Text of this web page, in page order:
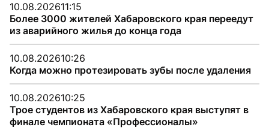
10.08.202611:15
Более 3000 жителей Хабаровского края переедут
из аварийного жилья до конца года
10.08.202610:26
Когда можно протезировать зубы после удаления
10.08.202610:25
Трое студентов из Хабаровского края выступят в
финале чемпионата «Профессионалы»